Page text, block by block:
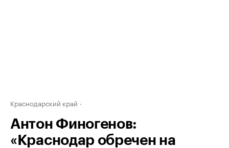
Краснодарский край
Антон Финогенов:
«Краснодар обречен на